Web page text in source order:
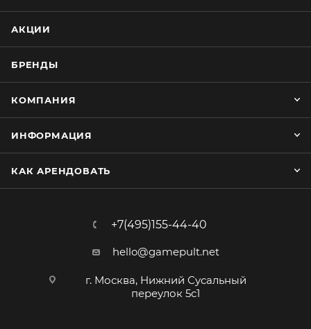
АКЦИИ
БРЕНДЫ
КОМПАНИЯ
ИНФОРМАЦИЯ
КАК АРЕНДОВАТЬ
+7(495)155-44-40
hello@gamepult.net
г. Москва, Нижний Сусальный
переулок 5с1